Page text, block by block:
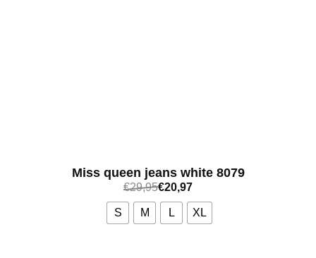
Miss queen jeans white 8079
€29,95€20,97
S M L XL